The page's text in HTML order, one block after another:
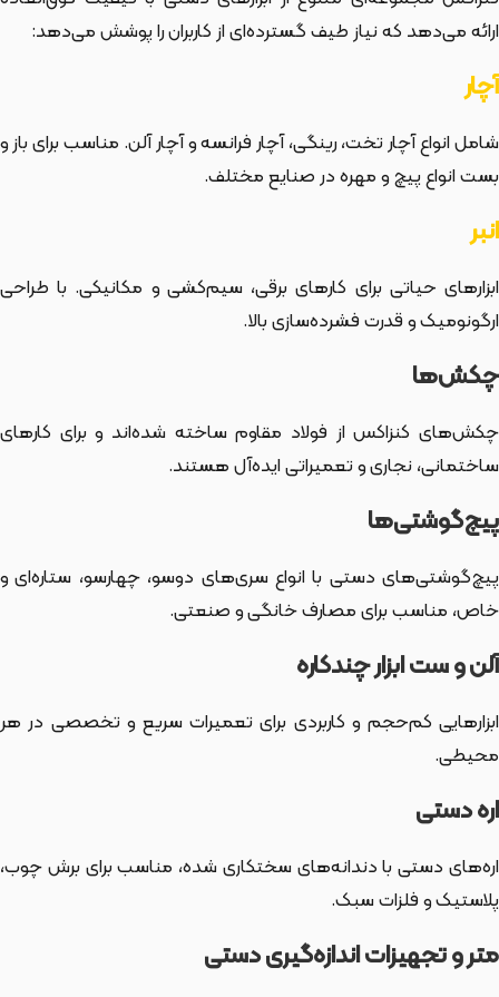
ارائه می‌دهد که نیاز طیف گسترده‌ای از کاربران را پوشش می‌دهد:
آچار
شامل انواع آچار تخت، رینگی، آچار فرانسه و آچار آلن. مناسب برای باز و
بست انواع پیچ و مهره در صنایع مختلف.
انبر
ابزارهای حیاتی برای کارهای برقی، سیم‌کشی و مکانیکی. با طراحی
ارگونومیک و قدرت فشرده‌سازی بالا.
چکش‌ها
چکش‌های کنزاکس از فولاد مقاوم ساخته شده‌اند و برای کارهای
ساختمانی، نجاری و تعمیراتی ایده‌آل هستند.
پیچ‌گوشتی‌ها
پیچ‌گوشتی‌های دستی با انواع سری‌های دوسو، چهارسو، ستاره‌ای و
خاص، مناسب برای مصارف خانگی و صنعتی.
آلن و ست ابزار چندکاره
ابزارهایی کم‌حجم و کاربردی برای تعمیرات سریع و تخصصی در هر
محیطی.
اره دستی
اره‌های دستی با دندانه‌های سختکاری شده، مناسب برای برش چوب،
پلاستیک و فلزات سبک.
متر و تجهیزات اندازه‌گیری دستی